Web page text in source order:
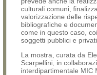
culturali comuni,
valorizzazione delle
bibliografiche e
come in questo caso,
soggetti pubblici e privati.
La mostra, curata da
Scarpellini, in
interdipartimentale MIC